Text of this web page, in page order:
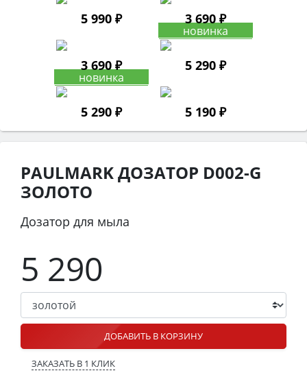
5 990 ₽ 3 690 ₽
3 690 ₽ 5 290 ₽
5 290 ₽ 5 190 ₽
PAULMARK ДОЗАТОР D002-G
ЗОЛОТО
Дозатор для мыла
5 290
ДОБАВИТЬ В КОРЗИНУ
ЗАКАЗАТЬ В 1 КЛИК